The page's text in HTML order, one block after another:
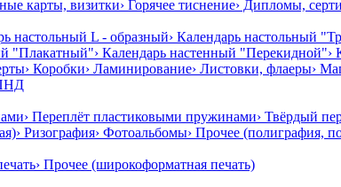
карты, визитки› Горячее тиснение› Дипломы,
настольный L - образный› Календарь настольный
"Плакатный"› Календарь настенный "Перекидной"›
› Коробки› Ламинирование› Листовки, флаеры›
› Переплёт пластиковыми пружинами› Твёрдый
› Ризография› Фотоальбомы› Прочее (полиграфия,
› Прочее (широкоформатная печать)